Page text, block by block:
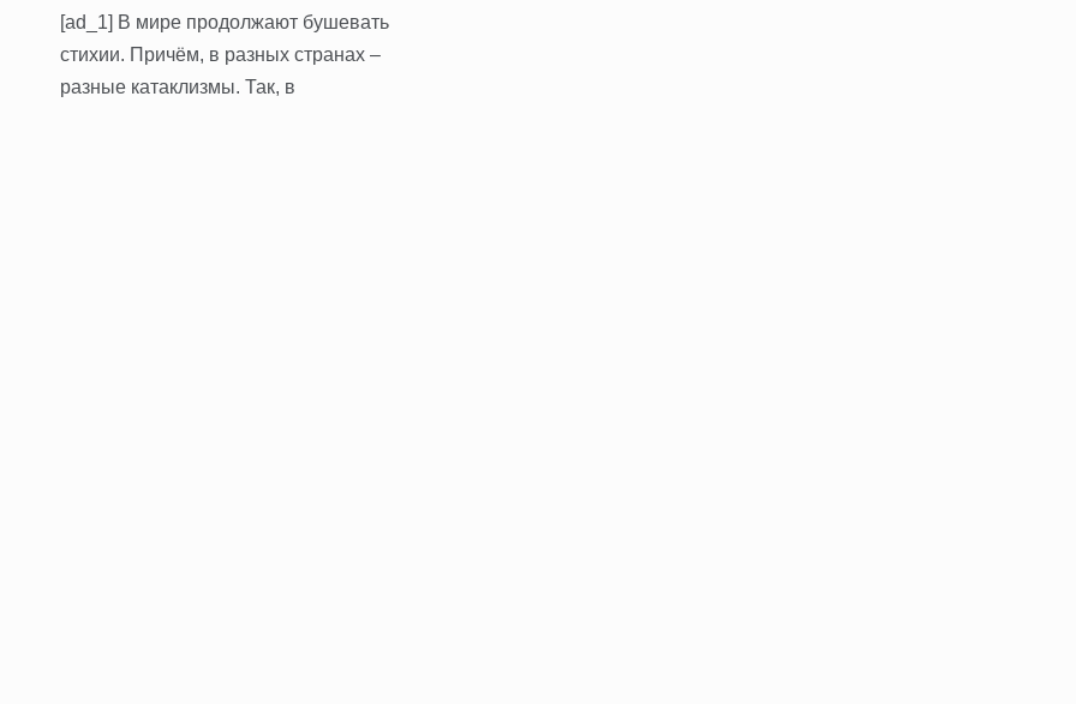
[ad_1] В мире продолжают бушевать
стихии. Причём, в разных странах –
разные катаклизмы. Так, в